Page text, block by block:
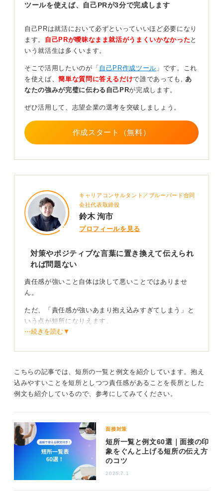
対策を伝え成長できる人材であることを示そう
つまり、短所はあるけれども、それをどのように補って
いるのか、どのような工夫をしているのかを話せるよう
に準備しておくと良いです。
「抱え込みすぎるところが短所ですが、それに対してこ
のような対策を講じています」というように伝えられれ
ば、「自分の短所をよく理解し、それに対して対策を立
てられる真面目な人だ」という印象を与えることができ
ツールを使えば、自己PRが3分で完成します
自己PRは就活において必ずといっていいほど必要になり
ます。 自己PRが曖昧なまま就活がうまくいかなかった と
いう就活生は多くいます。
そこで活用したいのが「 自己PR作成ツール 」です。これ
を使えば、簡単な質問に答えるだけで誰であっても, あ
なたの強みが完璧に伝わる自己PRが完成します。
ぜひ活用して、志望企業の選考を突破しましょう。
作成スタート（無料）
キャリアコンサルタント／ブルーバード合同
会社代表取締役
鈴木 洵市
プロフィールを見る
対策やポジティブな言葉に置き換えて伝えられ
れば問題ない
責任感が強いこと自体は決して悪いことではありませ
ん。
ただ、「責任感が強いあまり抱え込みすぎてしまう」と
いう点が短所になりえます。
短所・長所としての両面を理解し次につなげるのが
おすすめ
ています」といった具体的な対策を伝えたり、「慎重に
物事を進める傾向があるため、熟考する時間が必要で
す」といった形で、ポジティブな言葉に置き換えて伝え
ることもできるでしょう。
このように、長所と短所の両面を理解し、改善策を提示
するのが良い回答の作り方だと考えます。
⋯続きを読む▼
こちらの記事では、短所の一覧と例文を紹介しています。抱え
込みやすいことを短所としつつ責任感があることを長所とした
例文も紹介しているので、参考にしてみてください。
面接対策
短所一覧と例文60選｜面接の印
象をぐんと上げる短所の伝え方
のコツ
2026.7.1